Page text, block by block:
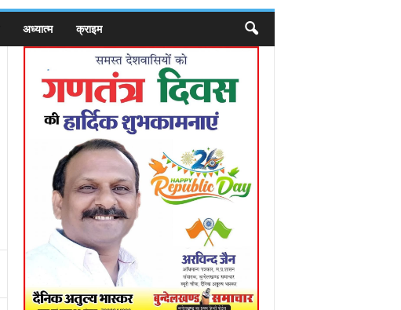
अध्यात्म क्राइम